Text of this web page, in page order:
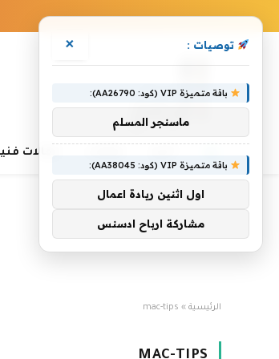
مقالات
الرئيسية »
mac-tips
توصيات : ×
باقة متميزة VIP (كود: AA26790):
ماسنجر المسلم
باقة متميزة VIP (كود: AA38045):
اول اثنين ريادة اعمال
مشاركة ارباح ادسنس